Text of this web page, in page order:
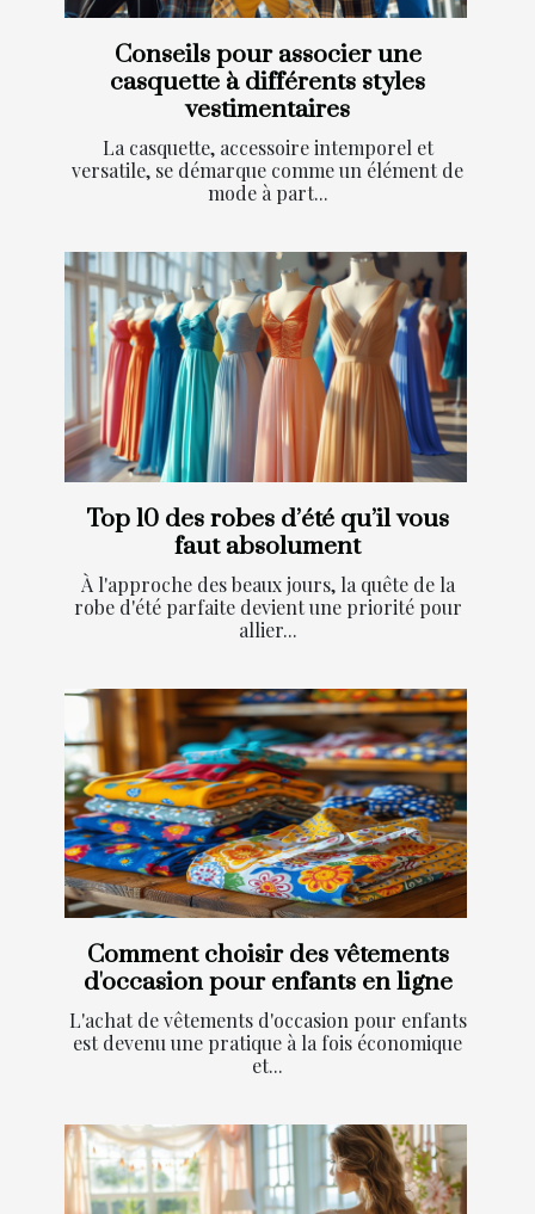
Conseils pour associer une
casquette à différents styles
vestimentaires
La casquette, accessoire intemporel et
versatile, se démarque comme un élément de
mode à part...
Top 10 des robes d’été qu’il vous
faut absolument
À l'approche des beaux jours, la quête de la
robe d'été parfaite devient une priorité pour
allier...
Comment choisir des vêtements
d'occasion pour enfants en ligne
L'achat de vêtements d'occasion pour enfants
est devenu une pratique à la fois économique
et...